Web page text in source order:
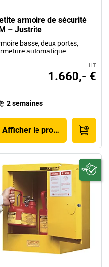
armoire de sécurité
– Justrite
basse, deux portes,
automatique
HT
1.660,- €
2 semaines
Afficher le produit